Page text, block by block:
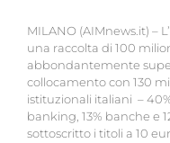
MILANO (AIMnews.it) –
una raccolta di 100
abbondantemente
collocamento con 130
istituzionali italiani –
banking, 13% banche e
sottoscritto i titoli a 10